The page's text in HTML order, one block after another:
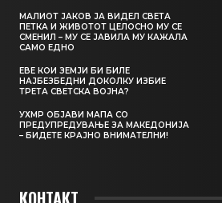
МАЛИОТ ЈАКОВ ЈА ВИДЕЛ СВЕТА
ПЕТКА И ЖИВОТОТ ЦЕЛОСНО МУ СЕ
СМЕНИЛ – МУ СЕ ЈАВИЛА МУ КАЖАЛА
САМО ЕДНО
ЕВЕ КОИ ЗЕМЈИ БИ БИЛЕ
НАЈБЕЗБЕДНИ ДОКОЛКУ ИЗБИЕ
ТРЕТА СВЕТСКА ВОЈНА?
УХМР ОБЈАВИ МАПА СО
ПРЕДУПРЕДУВАЊЕ ЗА МАКЕДОНИЈА
– БИДЕТЕ КРАЈНО ВНИМАТЕЛНИ!